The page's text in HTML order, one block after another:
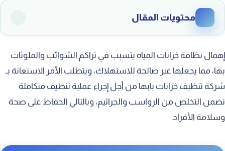
محتويات المقال
الآن!
شركة نظافة الخزانات بابها
شركة غسيل خزانات بابها
شركة تنظيف خزانات المياه بابها
إهمال نظافة خزانات المياه يتسبب في تراكم الشوائب والملوثات
بها، مما يجعلها غير صالحة للاستهلاك، ويتطلب الأمر الاستعانة بـ
شركة تنظيف خزانات بابها من أجل إجراء عملية تنظيف متكاملة
تضمن التخلص من الرواسب والجراثيم، وبالتالي الحفاظ على صحة
وسلامة الأفراد.